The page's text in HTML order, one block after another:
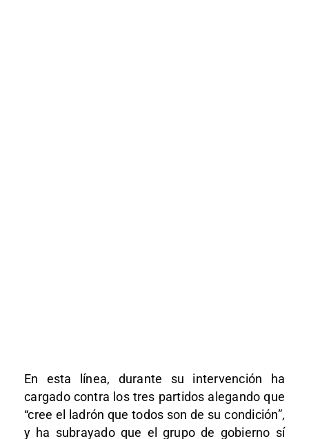
En esta línea, durante su intervención ha
cargado contra los tres partidos alegando que
“cree el ladrón que todos son de su condición”,
y ha subrayado que el grupo de gobierno sí